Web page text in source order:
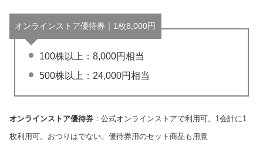
オンラインストア優待券｜1枚8,000円
100株以上：8,000円相当
500株以上：24,000円相当
オンラインストア優待券 ：公式オンラインストアで利用可。1会計に1
枚利用可。おつりはでない。優待券用のセット商品も用意